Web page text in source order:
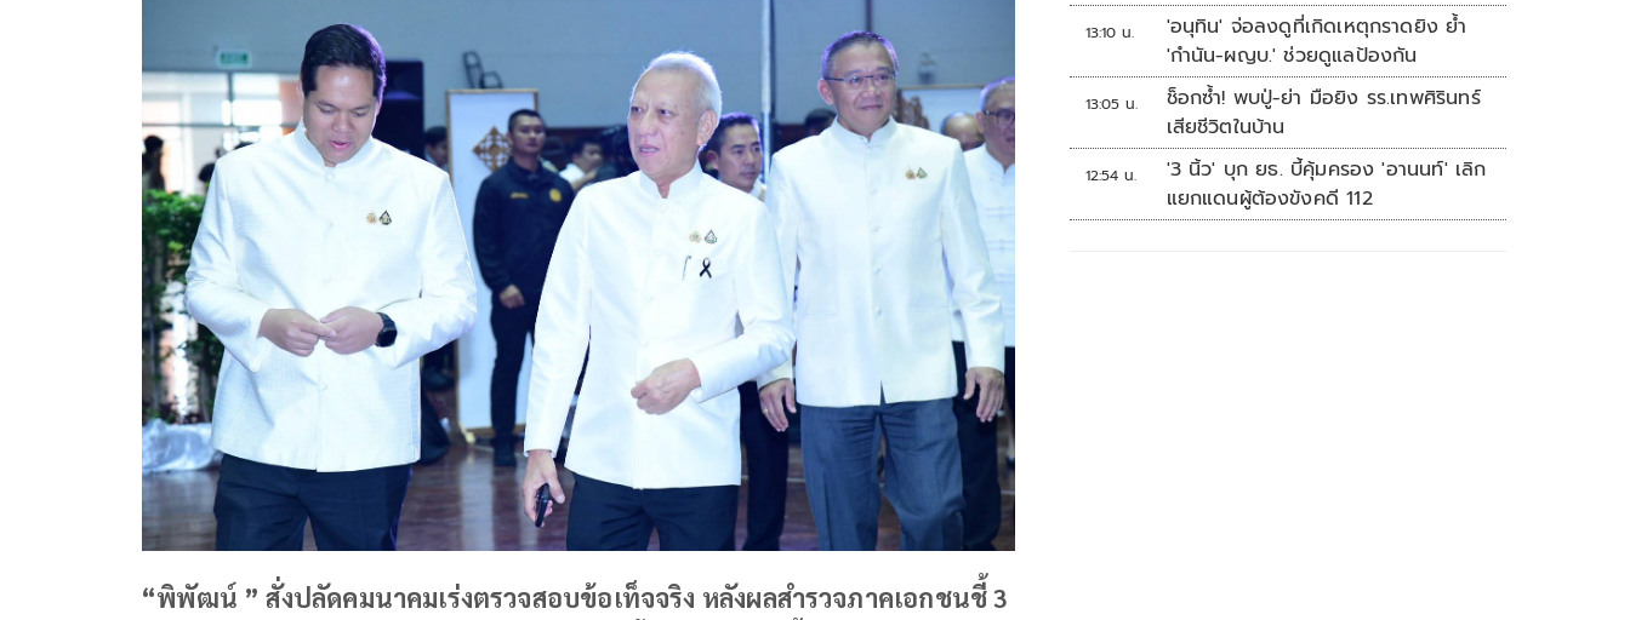
“พิพัฒน์ ” สั่งปลัดคมนาคมเร่งตรวจสอบข้อเท็จจริง หลังผลสำรวจภาคเอกชนชี้ 3
13:10 น.
'อนุทิน' จ่อลงดูที่เกิดเหตุกราดยิง ย้ำ
'กำนัน-ผญบ.' ช่วยดูแลป้องกัน
13:05 น.
ช็อกซ้ำ! พบปู่-ย่า มือยิง รร.เทพศิรินทร์
เสียชีวิตในบ้าน
12:54 น.
'3 นิ้ว' บุก ยธ. บี้คุ้มครอง 'อานนท์' เลิก
แยกแดนผู้ต้องขังคดี 112